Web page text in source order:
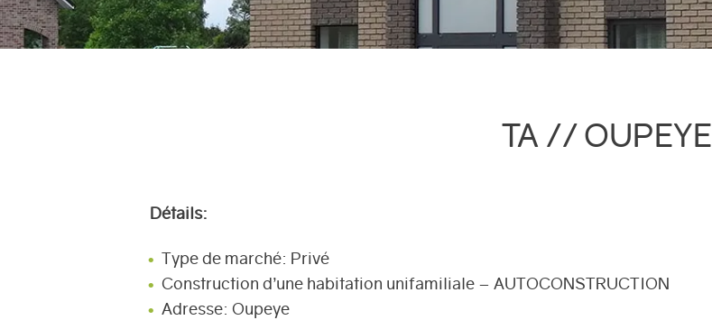
TA // OUPEYE
Détails:
Type de marché: Privé
Construction d’une habitation unifamiliale – AUTOCONSTRUCTION
Adresse: Oupeye